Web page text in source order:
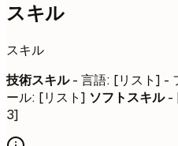
スキル
スキル
技術スキル- 言語: [リスト] -
ール: [リスト] ソフトスキル-
3]